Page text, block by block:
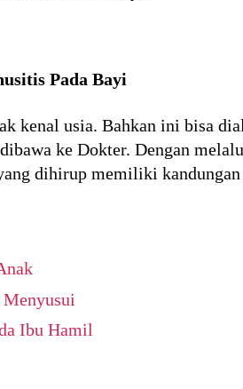
Pada Bayi
kenal usia. Bahkan ini bisa
ke Dokter. Dengan
dihirup memiliki kandungan
Ibu Hamil